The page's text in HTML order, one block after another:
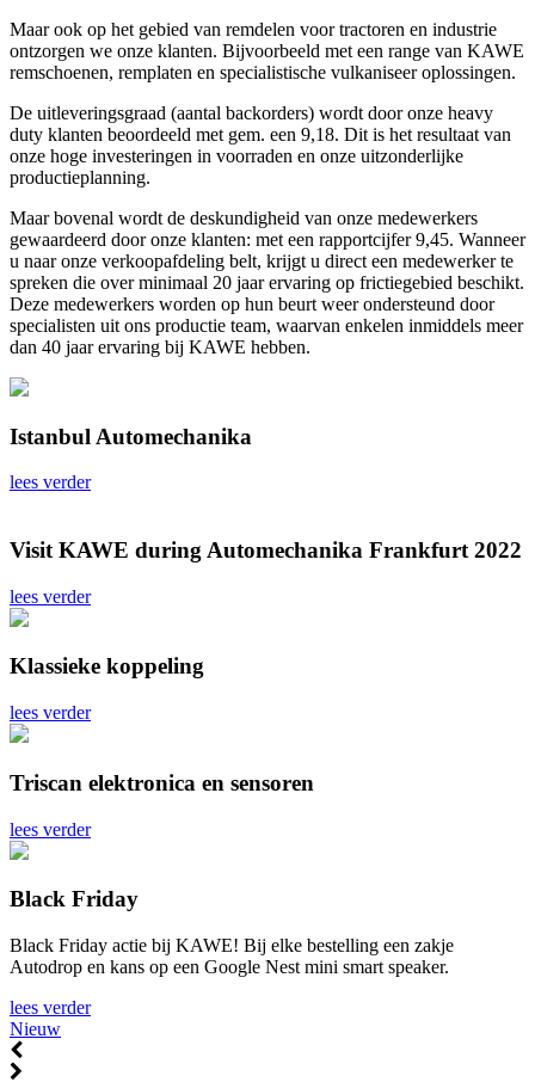
Maar ook op het gebied van remdelen voor tractoren en industrie
ontzorgen we onze klanten. Bijvoorbeeld met een range van KAWE
remschoenen, remplaten en specialistische vulkaniseer oplossingen.
De uitleveringsgraad (aantal backorders) wordt door onze heavy
duty klanten beoordeeld met gem. een 9,18. Dit is het resultaat van
onze hoge investeringen in voorraden en onze uitzonderlijke
productieplanning.
Maar bovenal wordt de deskundigheid van onze medewerkers
gewaardeerd door onze klanten: met een rapportcijfer 9,45. Wanneer
u naar onze verkoopafdeling belt, krijgt u direct een medewerker te
spreken die over minimaal 20 jaar ervaring op frictiegebied beschikt.
Deze medewerkers worden op hun beurt weer ondersteund door
specialisten uit ons productie team, waarvan enkelen inmiddels meer
dan 40 jaar ervaring bij KAWE hebben.
Istanbul Automechanika
lees verder
Visit KAWE during Automechanika Frankfurt 2022
lees verder
Klassieke koppeling
lees verder
Triscan elektronica en sensoren
lees verder
Black Friday
Black Friday actie bij KAWE! Bij elke bestelling een zakje
Autodrop en kans op een Google Nest mini smart speaker.
lees verder
Nieuw